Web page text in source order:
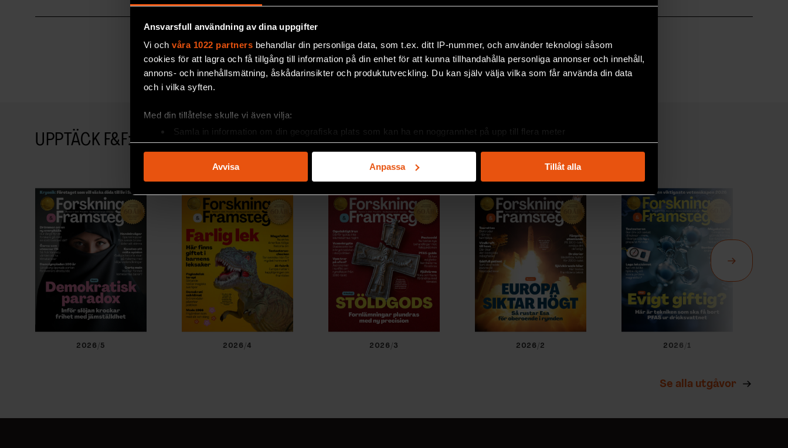
Ansvarsfull användning av dina uppgifter
Vi och våra 1022 partners behandlar din personliga data, som t.ex. ditt IP-nummer, och använder teknologi såsom
cookies för att lagra och få tillgång till information på din enhet för att kunna tillhandahålla personliga annonser och innehåll,
annons- och innehållsmätning, åskådarinsikter och produktutveckling. Du kan själv välja vilka som får använda din data
och i vilka syften.
Med din tillåtelse skulle vi även vilja:
Samla in information om din geografiska plats som kan ha en noggrannhet på upp till flera meter
Identifiera din enhet genom att aktivt skanna den för specifika kännetecken (fingeravtryck)
Ta reda på mer om hur dina personliga uppgifter behandlas och ställ in dina preferenser i
detaljsektionen. Du kan ändra
Vi använder enhetsidentifierare för att anpassa innehållet och annonserna till användarna, tillhandahålla funktioner för
sociala medier och analysera vår trafik. Vi vidarebefordrar även sådana identifierare och annan information från din enhet
till de sociala medier och annons- och analysföretag som vi samarbetar med. Dessa kan i sin tur kombinera informationen
med annan information som du har tillhandahållit eller som de har samlat in när du har använt deras tjänster.
Avvisa Anpassa Tillåt alla
UPPTÄCK F&F:S ARKIV!
2026/5 2026/4 2026/3 2026/2 2026/1
Se alla utgåvor